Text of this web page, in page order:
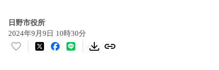
日野市役所
2024年9月9日 10時30分
い